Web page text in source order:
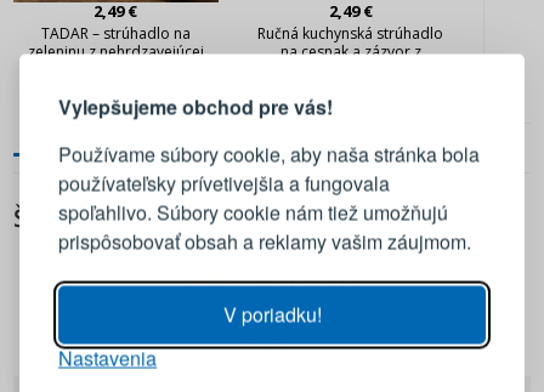
Vylepšujeme obchod pre vás!
Používame súbory cookie, aby naša stránka bola
používateľsky prívetivejšia a fungovala
spoľahlivo. Súbory cookie nám tiež umožňujú
prispôsobovať obsah a reklamy vašim záujmom.
V poriadku!
Nastavenia
2,49 €
TADAR – strúhadlo na
zeleninu z nehrdzavejúcej
PRIDAŤ DO KOŠÍKA
2,49 €
Ručná kuchynská strúhadlo
na cesnak a zázvor z
PRIDAŤ DO KOŠÍKA
ŠPECIFIKÁCIA
Tadar
PRIHLÁSENIE REGISTRÁCIA
Prihláste sa k svojmu účtu
PRIHLÁSIŤ SA